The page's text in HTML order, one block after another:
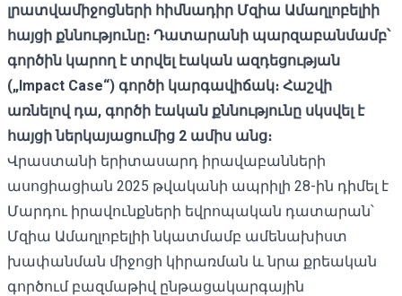
լրատվամիջոցների հիմնադիր Մզիա Ամաղլոբելիի
հայցի քննությունը։ Դատարանի պարզաբանմամբ՝
գործին կարող է տրվել էական ազդեցության
(„Impact Case“) գործի կարգավիճակ։ Հաշվի
առնելով դա, գործի էական քննությունը սկսվել է
հայցի ներկայացումից 2 ամիս անց։
Վրաստանի երիտասարդ իրավաբանների
ասոցիացիան 2025 թվականի ապրիլի 28-ին դիմել է
Մարդու իրավունքների եվրոպական դատարան՝
Մզիա Ամաղլոբելիի նկատմամբ ամենախիստ
խափանման միջոցի կիրառման և նրա քրեական
գործում բազմաթիվ ընթացակարգային